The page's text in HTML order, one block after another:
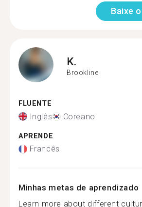
Baixe
K.
Brookline
FLUENTE
Inglês Coreano
APRENDE
Francês
Minhas metas de aprendizado
Learn more about different